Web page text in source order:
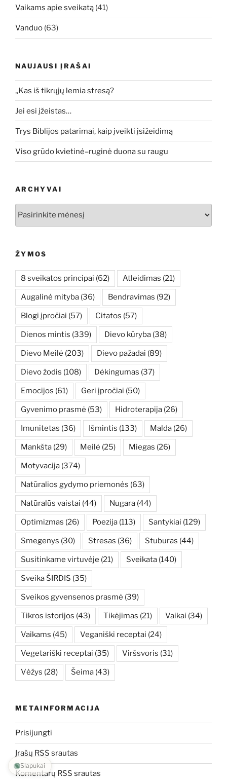
Vaikams apie sveikatą (41)
Vanduo (63)
NAUJAUSI ĮRAŠAI
„Kas iš tikrųjų lemia stresą?
Jei esi įžeistas…
Trys Biblijos patarimai, kaip įveikti įsižeidimą
Viso grūdo kvietinė–ruginė duona su raugu
ARCHYVAI
ŽYMOS
8 sveikatos principai (62) Atleidimas (21)
Augalinė mityba (36) Bendravimas (92)
Blogi įpročiai (57) Citatos (57)
Dienos mintis (339) Dievo kūryba (38)
Dievo Meilė (203) Dievo pažadai (89)
Dievo žodis (108) Dėkingumas (37)
Emocijos (61) Geri įpročiai (50)
Gyvenimo prasmė (53) Hidroterapija (26)
Imunitetas (36) Išmintis (133) Malda (26)
Mankšta (29) Meilė (25) Miegas (26)
Motyvacija (374)
Natūralios gydymo priemonės (63)
Natūralūs vaistai (44) Nugara (44)
Optimizmas (26) Poezija (113) Santykiai (129)
Smegenys (30) Stresas (36) Stuburas (44)
Susitinkame virtuvėje (21) Sveikata (140)
Sveika ŠIRDIS (35)
Sveikos gyvensenos prasmė (39)
Tikros istorijos (43) Tikėjimas (21) Vaikai (34)
Vaikams (45) Veganiški receptai (24)
Vegetariški receptai (35) Viršsvoris (31)
Vėžys (28) Šeima (43)
METAINFORMACIJA
Prisijungti
Įrašų RSS srautas
Komentarų RSS srautas
Slapukai